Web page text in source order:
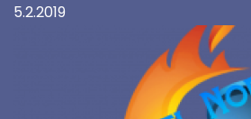
5.2.2019